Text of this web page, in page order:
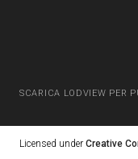
SCARICA LODVIEW PER
Licensed under Creative